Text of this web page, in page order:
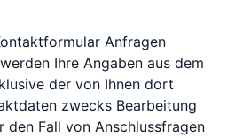
Anfragen
Ihre Angaben aus dem
der von Ihnen dort
zwecks Bearbeitung
den Fall von Anschlussfragen